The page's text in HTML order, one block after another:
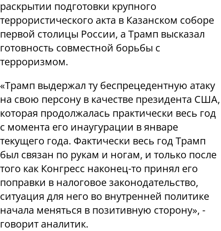
раскрытии подготовки крупного
террористического акта в Казанском соборе
первой столицы России, а Трамп высказал
готовность совместной борьбы с
терроризмом.
«Трамп выдержал ту беспрецедентную атаку
на свою персону в качестве президента США,
которая продолжалась практически весь год
с момента его инаугурации в январе
текущего года. Фактически весь год Трамп
был связан по рукам и ногам, и только после
того как Конгресс наконец-то принял его
поправки в налоговое законодательство,
ситуация для него во внутренней политике
начала меняться в позитивную сторону», -
говорит аналитик.